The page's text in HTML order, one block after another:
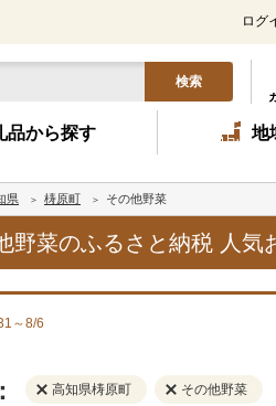
ログ
検索
品から探す 地
県 梼原町 その他野菜
野菜のふるさと納税 人気
～8/6
高知県梼原町 その他野菜